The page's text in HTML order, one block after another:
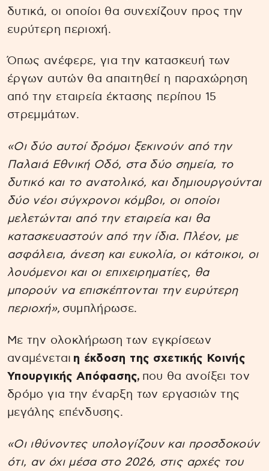
δυτικά, οι οποίοι θα συνεχίζουν προς την
ευρύτερη περιοχή.
Όπως ανέφερε, για την κατασκευή των
έργων αυτών θα απαιτηθεί η παραχώρηση
από την εταιρεία έκτασης περίπου 15
στρεμμάτων.
«Οι δύο αυτοί δρόμοι ξεκινούν από την
Παλαιά Εθνική Οδό, στα δύο σημεία, το
δυτικό και το ανατολικό, και δημιουργούνται
δύο νέοι σύγχρονοι κόμβοι, οι οποίοι
μελετώνται από την εταιρεία και θα
κατασκευαστούν από την ίδια. Πλέον, με
ασφάλεια, άνεση και ευκολία, οι κάτοικοι, οι
λουόμενοι και οι επιχειρηματίες, θα
μπορούν να επισκέπτονται την ευρύτερη
περιοχή», συμπλήρωσε.
Με την ολοκλήρωση των εγκρίσεων
αναμένεται η έκδοση της σχετικής Κοινής
Υπουργικής Απόφασης, που θα ανοίξει τον
δρόμο για την έναρξη των εργασιών της
μεγάλης επένδυσης.
«Οι ιθύνοντες υπολογίζουν και προσδοκούν
ότι, αν όχι μέσα στο 2026, στις αρχές του